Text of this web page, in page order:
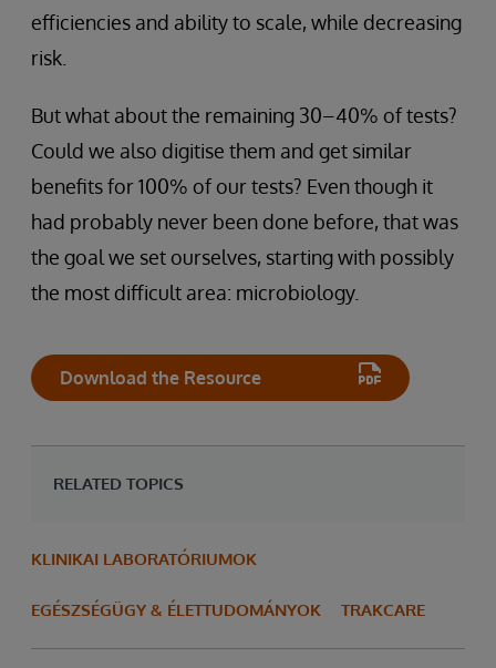
efficiencies and ability to scale, while decreasing
risk.
But what about the remaining 30–40% of tests?
Could we also digitise them and get similar
benefits for 100% of our tests? Even though it
had probably never been done before, that was
the goal we set ourselves, starting with possibly
the most difficult area: microbiology.
Download the Resource
RELATED TOPICS
KLINIKAI LABORATÓRIUMOK
EGÉSZSÉGÜGY & ÉLETTUDOMÁNYOK TRAKCARE